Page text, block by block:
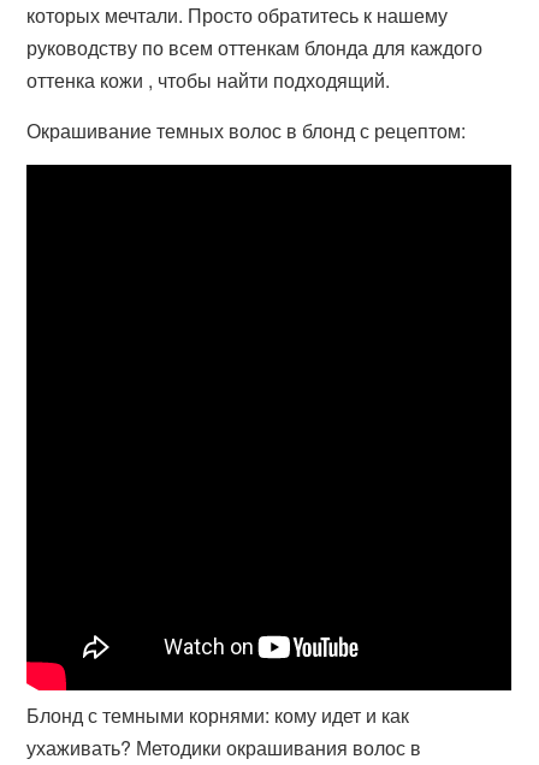
которых мечтали. Просто обратитесь к нашему
руководству по всем оттенкам блонда для каждого
оттенка кожи , чтобы найти подходящий.
Окрашивание темных волос в блонд с рецептом:
Блонд с темными корнями: кому идет и как
ухаживать? Методики окрашивания волос в